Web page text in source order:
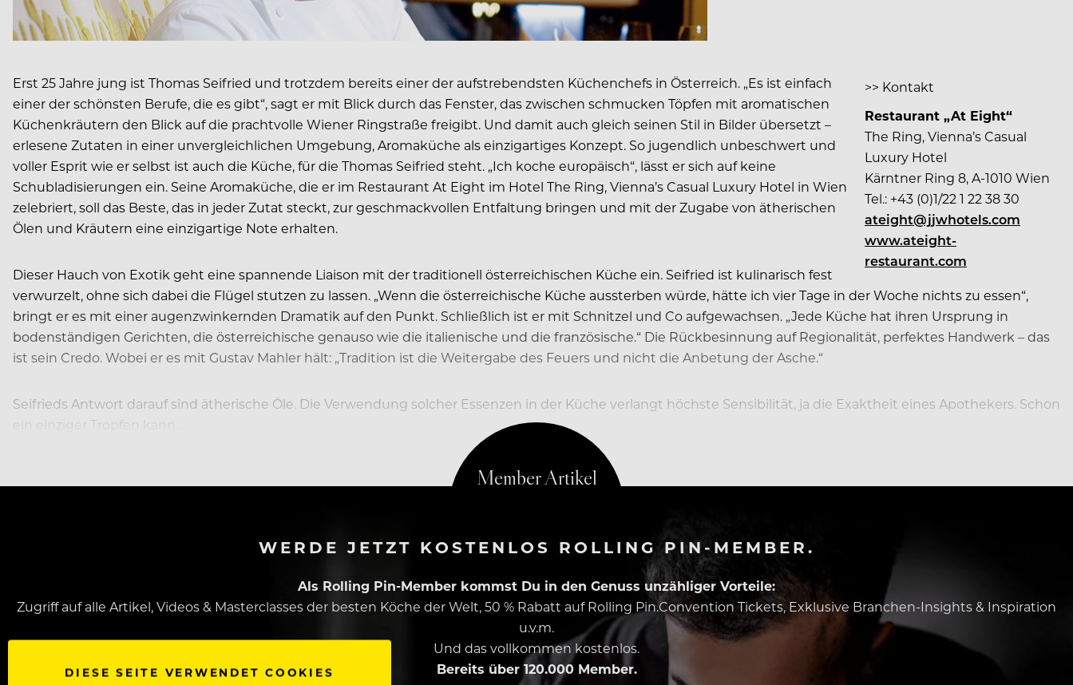
>> Kontakt
Restaurant „At Eight“
The Ring, Vienna’s Casual
Luxury Hotel
Kärntner Ring 8, A-1010 Wien
Tel.: +43 (0)1/22 1 22 38 30
ateight@jjwhotels.com
www.ateight-
restaurant.com
Erst 25 Jahre jung ist Thomas Seifried und trotzdem bereits einer der aufstrebendsten Küchenchefs in Österreich. „Es ist einfach
einer der schönsten Berufe, die es gibt“, sagt er mit Blick durch das Fenster, das zwischen schmucken Töpfen mit aromatischen
Küchenkräutern den Blick auf die prachtvolle Wiener Ringstraße freigibt. Und damit auch gleich seinen Stil in Bilder übersetzt –
erlesene Zutaten in einer unvergleichlichen Umgebung, Aromaküche als einzigartiges Konzept. So jugendlich unbeschwert und
voller Esprit wie er selbst ist auch die Küche, für die Thomas Seifried steht. „Ich koche europäisch“, lässt er sich auf keine
Schubladisierungen ein. Seine Aromaküche, die er im Restaurant At Eight im Hotel The Ring, Vienna’s Casual Luxury Hotel in Wien
zelebriert, soll das Beste, das in jeder Zutat steckt, zur geschmackvollen Entfaltung bringen und mit der Zugabe von ätherischen
Ölen und Kräutern eine einzigartige Note erhalten.
Dieser Hauch von Exotik geht eine spannende Liaison mit der traditionell österreichischen Küche ein. Seifried ist kulinarisch fest
verwurzelt, ohne sich dabei die Flügel stutzen zu lassen. „Wenn die österreichische Küche aussterben würde, hätte ich vier Tage in der Woche nichts zu essen“,
bringt er es mit einer augenzwinkernden Dramatik auf den Punkt. Schließlich ist er mit Schnitzel und Co aufgewachsen. „Jede Küche hat ihren Ursprung in
bodenständigen Gerichten, die österreichische genauso wie die italienische und die französische.“ Die Rückbesinnung auf Regionalität, perfektes Handwerk – das
ist sein Credo. Wobei er es mit Gustav Mahler hält: „Tradition ist die Weitergabe des Feuers und nicht die Anbetung der Asche.“
Seifrieds Antwort darauf sind ätherische Öle. Die Verwendung solcher Essenzen in der Küche verlangt höchste Sensibilität, ja die Exaktheit eines Apothekers. Schon
ein einziger Tropfen kann…
WERDE JETZT KOSTENLOS ROLLING PIN-MEMBER.
Als Rolling Pin-Member kommst Du in den Genuss unzähliger Vorteile:
Zugriff auf alle Artikel, Videos & Masterclasses der besten Köche der Welt, 50 % Rabatt auf Rolling Pin.Convention Tickets, Exklusive Branchen-Insights & Inspiration
u.v.m.
Und das vollkommen kostenlos.
Bereits über 120.000 Member.
DIESE SEITE VERWENDET COOKIES